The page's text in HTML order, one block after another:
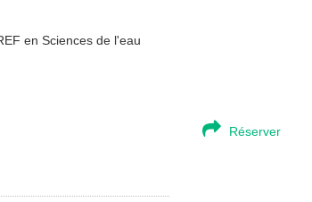
en Sciences de l'eau
Réserver